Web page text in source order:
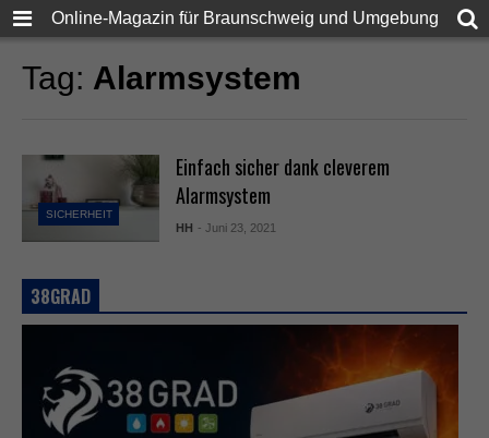
Online-Magazin für Braunschweig und Umgebung
Tag: Alarmsystem
SICHERHEIT
Einfach sicher dank cleverem
Alarmsystem
HH - Juni 23, 2021
38GRAD